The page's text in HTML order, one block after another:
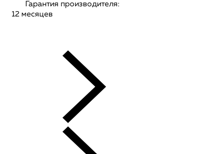
Гарантия производителя:
12 месяцев